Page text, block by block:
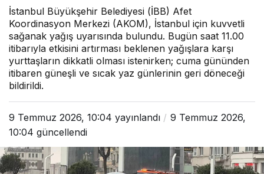
İstanbul Büyükşehir Belediyesi (İBB) Afet
Koordinasyon Merkezi (AKOM), İstanbul için kuvvetli
sağanak yağış uyarısında bulundu. Bugün saat 11.00
itibarıyla etkisini artırması beklenen yağışlara karşı
yurttaşların dikkatli olması istenirken; cuma gününden
itibaren güneşli ve sıcak yaz günlerinin geri döneceği
bildirildi.
9 Temmuz 2026, 10:04 yayınlandı
9 Temmuz 2026,
10:04 güncellendi